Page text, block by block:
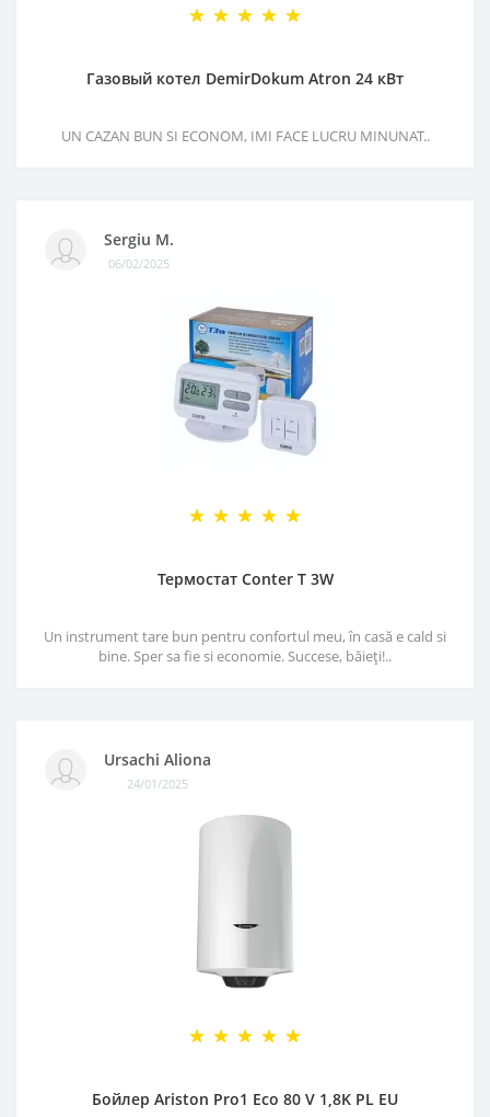
Газовый котел DemirDokum Atron 24 кВт
UN CAZAN BUN SI ECONOM, IMI FACE LUCRU MINUNAT..
Sergiu M.
06/02/2025
Термостат Conter T 3W
Un instrument tare bun pentru confortul meu, în casă e cald si
bine. Sper sa fie si economie. Succese, băieți!..
Ursachi Aliona
24/01/2025
Бойлер Ariston Pro1 Eco 80 V 1,8K PL EU